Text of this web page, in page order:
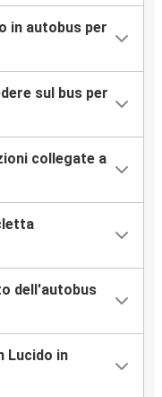
in autobus per
sul bus per
collegate a
dell'autobus
Lucido in